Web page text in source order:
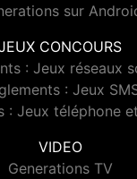
sur
CONCOURS
: Jeux réseaux
: Jeux
: Jeux téléphone
VIDEO
Generations TV